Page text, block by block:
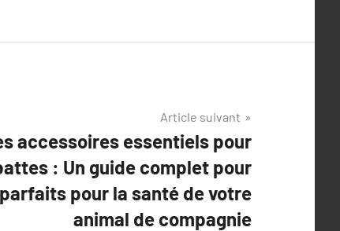
Article suivant
accessoires essentiels pour
: Un guide complet pour
pour la santé de votre
animal de compagnie